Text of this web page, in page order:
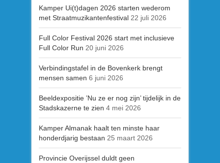
Kamper Ui(t)dagen 2026 starten wederom
met Straatmuzikantenfestival 22 juli 2026
Full Color Festival 2026 start met inclusieve
Full Color Run 20 juni 2026
Verbindingstafel in de Bovenkerk brengt
mensen samen 6 juni 2026
Beeldexpositie ’Nu ze er nog zijn’ tijdelijk in de
Stadskazerne te zien 4 mei 2026
Kamper Almanak haalt ten minste haar
honderdjarig bestaan 25 maart 2026
Provincie Overijssel duldt geen